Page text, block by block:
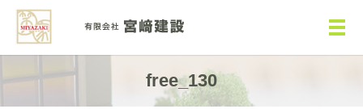
メ
free_130